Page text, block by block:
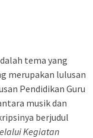
tema yang
merupakan lulusan
Pendidikan Guru
musik dan
berjudul
Kegiatan